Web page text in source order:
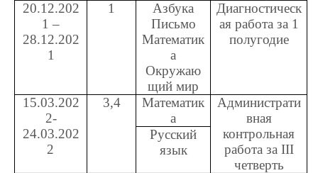
20.12.202
1 –
28.12.202
1
1
Азбука
Письмо
Математик
а
Окружаю
щий мир
Диагностическ
ая работа за 1
полугодие
15.03.202
2-
24.03.202
2
3,4
Математик
а
Администрати
вная
контрольная
работа за III
четверть
Русский
язык